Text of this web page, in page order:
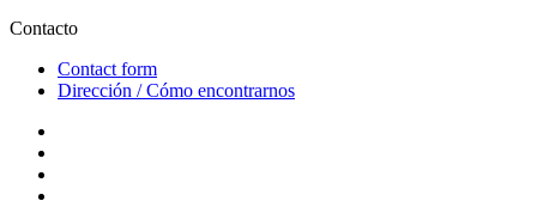
Contacto
Contact form
Dirección / Cómo encontrarnos